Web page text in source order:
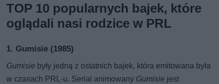
TOP 10 popularnych bajek, które
oglądali nasi rodzice w PRL
1. Gumisie (1985)
Gumisie były jedną z ostatnich bajek, która emitowana była
w czasach PRL-u. Serial animowany Gumisie jest